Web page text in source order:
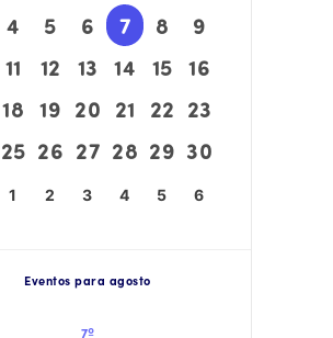
4 5 6 7 8
9
11 12 13 14 15 16
18 19 20 21 22 23
25 26 27 28 29 30
1 2 3 4 5 6
Eventos para agosto
7º